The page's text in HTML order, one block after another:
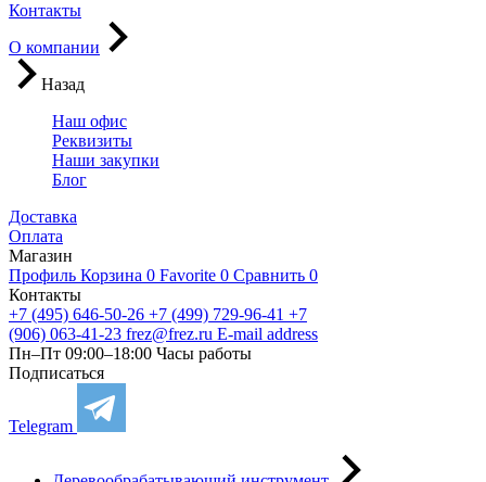
Контакты
О компании
Назад
Наш офис
Реквизиты
Наши закупки
Блог
Доставка
Оплата
Магазин
Профиль Корзина 0 Favorite 0 Сравнить 0
Контакты
+7 (495) 646-50-26 +7 (499) 729-96-41 +7
(906) 063-41-23 frez@frez.ru E-mail address
Пн–Пт 09:00–18:00 Часы работы
Подписаться
Telegram